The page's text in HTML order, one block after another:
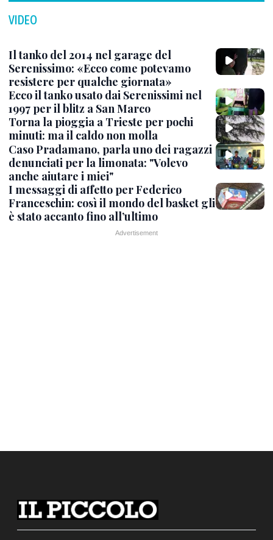
VIDEO
Il tanko del 2014 nel garage del
Serenissimo: «Ecco come potevamo
resistere per qualche giornata»
Ecco il tanko usato dai Serenissimi nel
1997 per il blitz a San Marco
Torna la pioggia a Trieste per pochi
minuti: ma il caldo non molla
Caso Pradamano, parla uno dei ragazzi
denunciati per la limonata: "Volevo
anche aiutare i miei"
I messaggi di affetto per Federico
Franceschin: così il mondo del basket gli
è stato accanto fino all’ultimo